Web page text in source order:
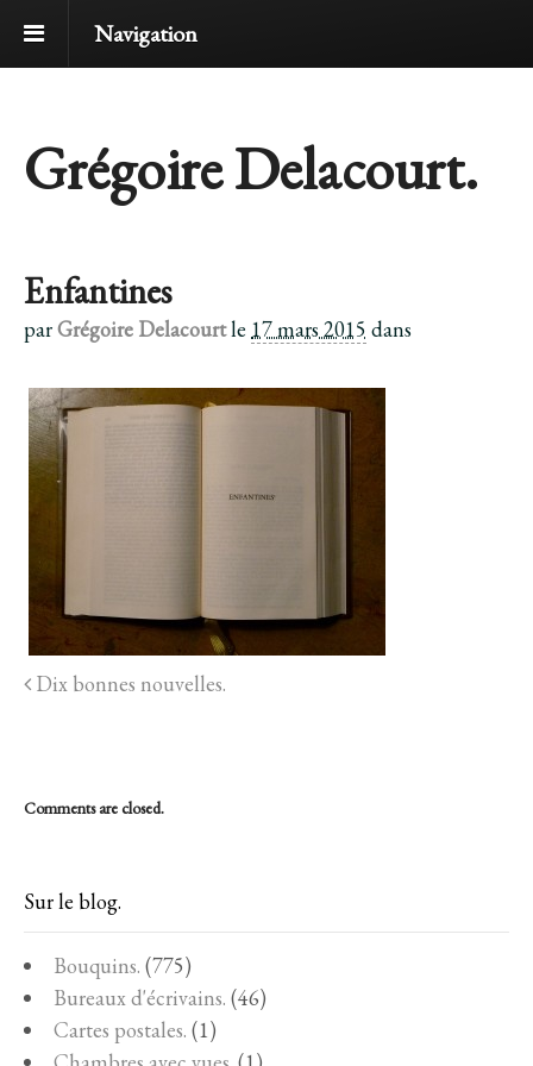
Navigation
Grégoire Delacourt.
Enfantines
parGrégoire Delacourtle 17 mars 2015 dans
Dix bonnes nouvelles.
Comments are closed.
Sur le blog.
Bouquins. (775)
Bureaux d'écrivains. (46)
Cartes postales. (1)